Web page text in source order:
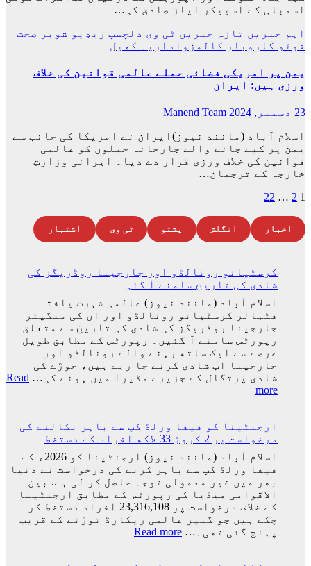
اسمبلی کے اسپیکر ایاز صادق کی…
اہم خبریں تازہ خبریں ٹی وی دلچسپ ریډيو شوبز
صحت
فوٹو کاروبار کالمزواداریہ کھیل
یمن پر امریکی فضائی حملے عالمی قوانین کی خلاف
ورزی ہیں: ایران
23 دسمبر, 2024
Manend Team
اسلام آباد (مانند نیوز)ایران نے امریکا کی جانب سے
یمن پر کیے جانے والے جارحانہ حملوں کو عالمی
قوانین کی خلاف ورزی قرار دے دیا۔ ایرانی وزارتِ
خارجہ کے ترجمان…
Posts
pagination
1
2
…
22
اخبار انگلش پشتو ٹی وی اشتہار
کرسٹیانو رونالڈو اور جارجینا روڈریگز کی
شادی کی تاریخ سامنے آ گئی
اسلام آباد (مانند نیوز) عالمی شہرت یافتہ
فٹبالر کرسٹیانو رونالڈو اور ان کی منگیتر
جارجینا روڈریگز کی شادی کی تاریخ سے متعلق
رپورٹس سامنے آ گئیں۔ رپورٹس کے مطابق طویل
عرصے سے ایک ساتھ رہنے والے رونالڈو اور
جارجینا اب شادی کرنے جا رہے ہیں، جوڑے کی
شادی پرتگال کے جزیرے مڈیرا میں ہونے کی… Read
more
:
اور
جارجینا
روڈریگز
کی
شادی
کی
تاریخ
سامنے
آ
گئی
ارجنٹینا کو فیفا ورلڈ کپ سے باہر نکالنے کی
درخواست پر 2 کروڑ 33 لاکھ افراد کے دستخط
اسلام آباد (مانند نیوز) ارجنٹینا کو 2026ء کے
فیفا ورلڈ کپ سے باہر کرنے کی درخواست نے دنیا
بھر میں غیر معمولی توجہ حاصل کر لی ہے. بین
الاقوامی میڈیا کی رپورٹس کے مطابق ارجنٹینا
کے خلاف درخواست پر 23,316,108 افراد دستخط کر
چکے ہیں جو گنیز عالمی ریکارڈ توڑنے کے قریب
پہنچ گئی تھی۔… Read more
: